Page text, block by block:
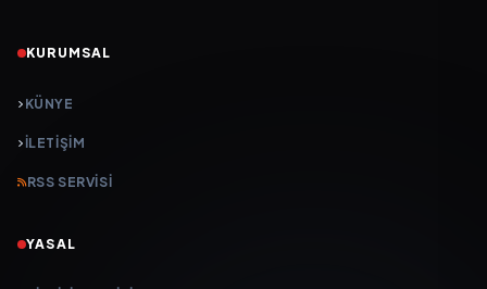
KURUMSAL
KÜNYE
İLETIŞIM
RSS SERVISI
YASAL